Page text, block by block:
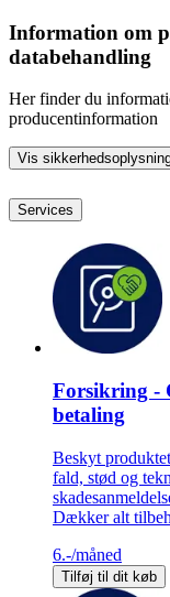
Information om
databehandling
Her finder du
producentinformation
Vis
Services
Forsikring -
betaling
Beskyt
fald, stød og
Dækker alt
6.-/måned
Tilføj til dit køb